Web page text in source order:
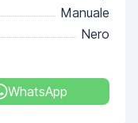
Manuale
Nero
WhatsApp